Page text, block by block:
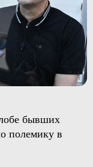
бывших
полемику в